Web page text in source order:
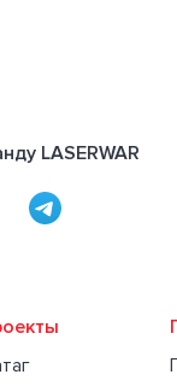
LASERWAR